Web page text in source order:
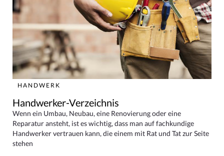
HANDWERK
Handwerker-Verzeichnis
Wenn ein Umbau, Neubau, eine Renovierung oder eine
Reparatur ansteht, ist es wichtig, dass man auf fachkundige
Handwerker vertrauen kann, die einem mit Rat und Tat zur Seite
stehen